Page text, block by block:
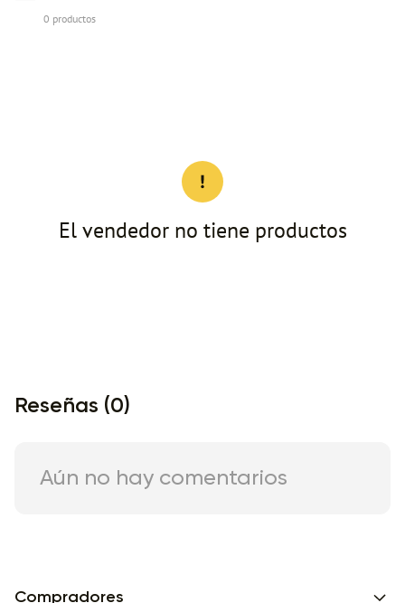
0 productos
El vendedor no tiene productos
Reseñas (0)
Aún no hay comentarios
Compradores